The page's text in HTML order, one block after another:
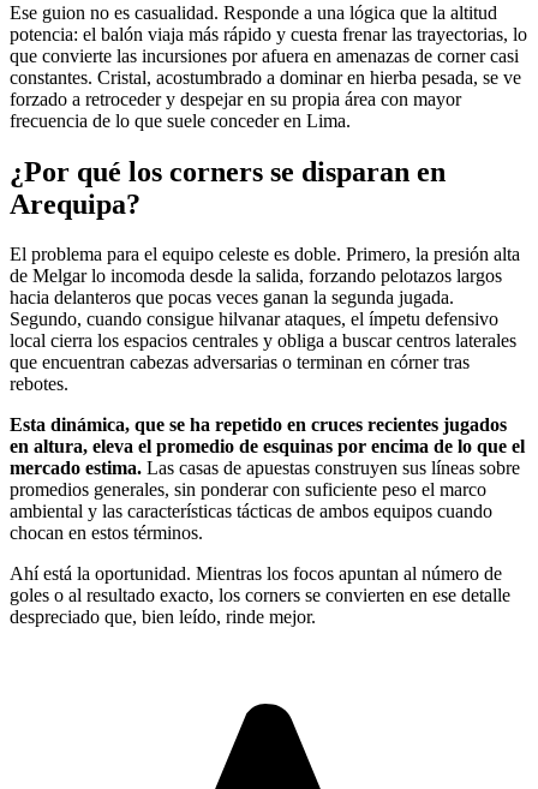
Ese guion no es casualidad. Responde a una lógica que la altitud
potencia: el balón viaja más rápido y cuesta frenar las trayectorias, lo
que convierte las incursiones por afuera en amenazas de corner casi
constantes. Cristal, acostumbrado a dominar en hierba pesada, se ve
forzado a retroceder y despejar en su propia área con mayor
frecuencia de lo que suele conceder en Lima.
¿Por qué los corners se disparan en
Arequipa?
El problema para el equipo celeste es doble. Primero, la presión alta
de Melgar lo incomoda desde la salida, forzando pelotazos largos
hacia delanteros que pocas veces ganan la segunda jugada.
Segundo, cuando consigue hilvanar ataques, el ímpetu defensivo
local cierra los espacios centrales y obliga a buscar centros laterales
que encuentran cabezas adversarias o terminan en córner tras
rebotes.
Esta dinámica, que se ha repetido en cruces recientes jugados
en altura, eleva el promedio de esquinas por encima de lo que el
mercado estima. Las casas de apuestas construyen sus líneas sobre
promedios generales, sin ponderar con suficiente peso el marco
ambiental y las características tácticas de ambos equipos cuando
chocan en estos términos.
Ahí está la oportunidad. Mientras los focos apuntan al número de
goles o al resultado exacto, los corners se convierten en ese detalle
despreciado que, bien leído, rinde mejor.